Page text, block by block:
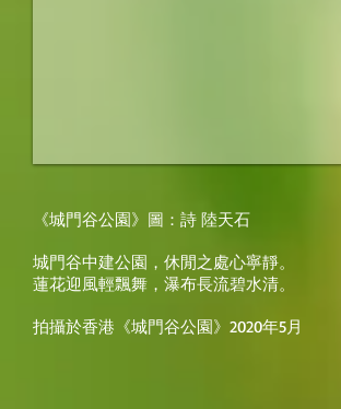
《城門谷公園》圖：詩 陸天石
城門谷中建公園，休閒之處心寧靜。
蓮花迎風輕飄舞，瀑布長流碧水清。
拍攝於香港《城門谷公園》2020年5月